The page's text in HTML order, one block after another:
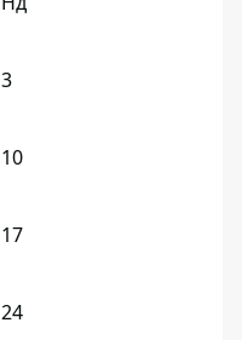
3
10
17
24